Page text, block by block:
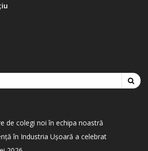
de colegi noi în echipa noastră
în Industria Ușoară a celebrat